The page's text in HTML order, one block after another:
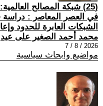
(25) شبكة المصالح
في العصر المعاصر : دراسة
الشبكات العابرة للحدود
محمد أحمد الصغير على عيد
2026 / 8 / 7
مواضيع وابحاث سياسية